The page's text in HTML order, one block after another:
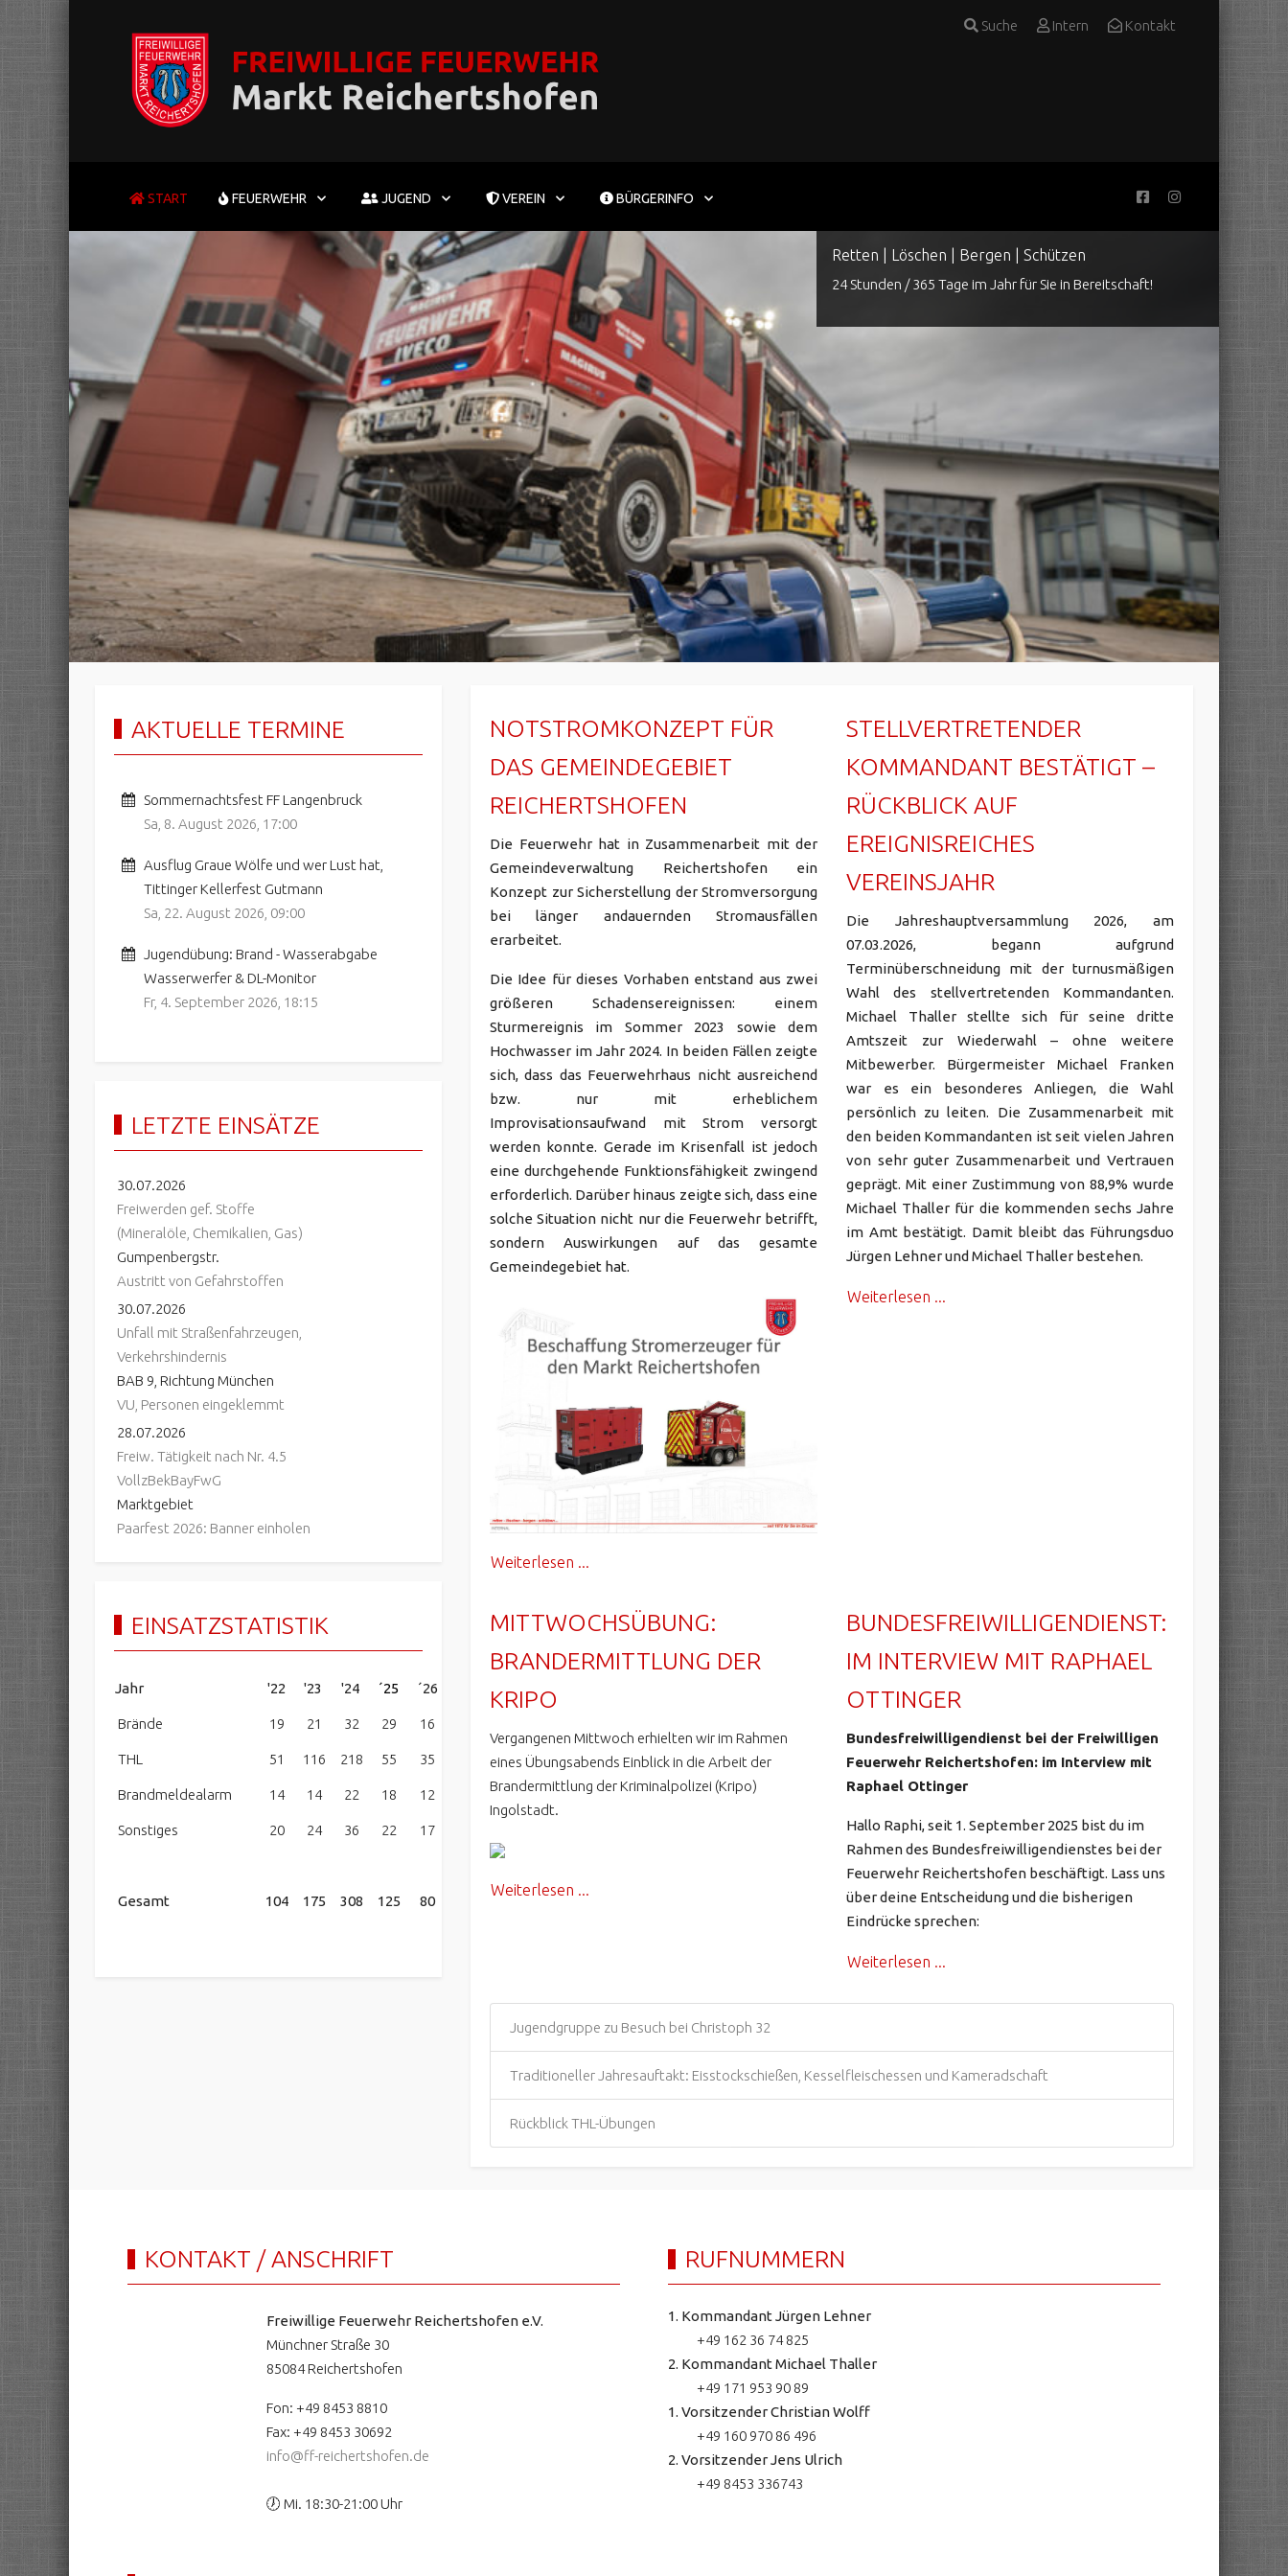
Suche Intern Kontakt
START FEUERWEHR JUGEND VEREIN BÜRGERINFO
Retten | Löschen | Bergen | Schützen
24 Stunden / 365 Tage im Jahr für Sie in Bereitschaft!
AKTUELLE TERMINE
Sommernachtsfest FF Langenbruck
Sa, 8. August 2026 17:00
Ausflug Graue Wölfe und wer Lust hat,
Tittinger Kellerfest Gutmann
Sa, 22. August 2026 09:00
Jugendübung: Brand - Wasserabgabe
Wasserwerfer & DL-Monitor
Fr, 4. September 2026 18:15
LETZTE EINSÄTZE
30.07.2026
Freiwerden gef. Stoffe
(Mineralöle, Chemikalien, Gas)
Gumpenbergstr.
Austritt von Gefahrstoffen
30.07.2026
Unfall mit Straßenfahrzeugen,
Verkehrshindernis
BAB 9, Richtung München
VU, Personen eingeklemmt
28.07.2026
Freiw. Tätigkeit nach Nr. 4.5
VollzBekBayFwG
Marktgebiet
Paarfest 2026: Banner einholen
EINSATZSTATISTIK
Jahr '22 '23 '24 ´25 ´26
Brände 19 21 32 29 16
THL 51 116 218 55 35
Brandmeldealarm 14 14 22 18 12
Sonstiges 20 24 36 22 17
Gesamt 104 175 308 125 80
NOTSTROMKONZEPT FÜR
DAS GEMEINDEGEBIET
REICHERTSHOFEN
Die Feuerwehr hat in Zusammenarbeit mit der
Gemeindeverwaltung Reichertshofen ein
Konzept zur Sicherstellung der Stromversorgung
bei länger andauernden Stromausfällen
erarbeitet.
Die Idee für dieses Vorhaben entstand aus zwei
größeren Schadensereignissen: einem
Sturmereignis im Sommer 2023 sowie dem
Hochwasser im Jahr 2024. In beiden Fällen zeigte
sich, dass das Feuerwehrhaus nicht ausreichend
bzw. nur mit erheblichem
Improvisationsaufwand mit Strom versorgt
werden konnte. Gerade im Krisenfall ist jedoch
eine durchgehende Funktionsfähigkeit zwingend
erforderlich. Darüber hinaus zeigte sich, dass eine
solche Situation nicht nur die Feuerwehr betrifft,
sondern Auswirkungen auf das gesamte
Gemeindegebiet hat.
Weiterlesen ...
STELLVERTRETENDER
KOMMANDANT BESTÄTIGT –
RÜCKBLICK AUF
EREIGNISREICHES
VEREINSJAHR
Die Jahreshauptversammlung 2026, am
07.03.2026, begann aufgrund
Terminüberschneidung mit der turnusmäßigen
Wahl des stellvertretenden Kommandanten.
Michael Thaller stellte sich für seine dritte
Amtszeit zur Wiederwahl – ohne weitere
Mitbewerber. Bürgermeister Michael Franken
war es ein besonderes Anliegen, die Wahl
persönlich zu leiten. Die Zusammenarbeit mit
den beiden Kommandanten ist seit vielen Jahren
von sehr guter Zusammenarbeit und Vertrauen
geprägt. Mit einer Zustimmung von 88,9% wurde
Michael Thaller für die kommenden sechs Jahre
im Amt bestätigt. Damit bleibt das Führungsduo
Jürgen Lehner und Michael Thaller bestehen.
Weiterlesen ...
MITTWOCHSÜBUNG:
BRANDERMITTLUNG DER
KRIPO
Vergangenen Mittwoch erhielten wir im Rahmen
eines Übungsabends Einblick in die Arbeit der
Brandermittlung der Kriminalpolizei (Kripo)
Ingolstadt.
Weiterlesen ...
BUNDESFREIWILLIGENDIENST:
IM INTERVIEW MIT RAPHAEL
OTTINGER
Bundesfreiwilligendienst bei der Freiwilligen
Feuerwehr Reichertshofen: im Interview mit
Raphael Ottinger
Hallo Raphi, seit 1. September 2025 bist du im
Rahmen des Bundesfreiwilligendienstes bei der
Feuerwehr Reichertshofen beschäftigt. Lass uns
über deine Entscheidung und die bisherigen
Eindrücke sprechen:
Weiterlesen ...
Jugendgruppe zu Besuch bei Christoph 32
Traditioneller Jahresauftakt: Eisstockschießen, Kesselfleischessen und Kameradschaft
Rückblick THL-Übungen
KONTAKT / ANSCHRIFT
Freiwillige Feuerwehr Reichertshofen e.V.
Münchner Straße 30
85084 Reichertshofen
Fon: +49 8453 8810
Fax: +49 8453 30692
info@ff-reichertshofen.de
🕖 Mi. 18:30-21:00 Uhr
RUFNUMMERN
1. Kommandant Jürgen Lehner
+49 162 36 74 825
2. Kommandant Michael Thaller
+49 171 953 90 89
1. Vorsitzender Christian Wolff
+49 160 970 86 496
2. Vorsitzender Jens Ulrich
+49 8453 336743